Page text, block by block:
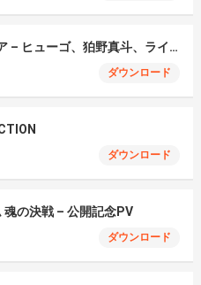
モエチャッカファイア – ヒューゴ、狛野真斗、ライト、セヴェリアン (Cover )
ダウンロード
ダウンロード
魂の決戦 – 公開記念PV
ダウンロード